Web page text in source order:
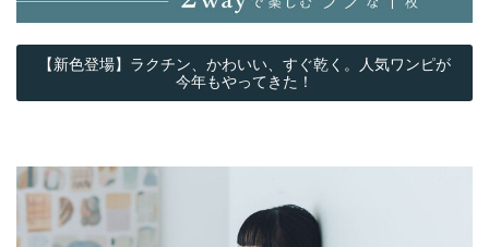
【新色登場】ラクチン、かわいい、すぐ乾く。人気ワンピが
今年もやってきた！